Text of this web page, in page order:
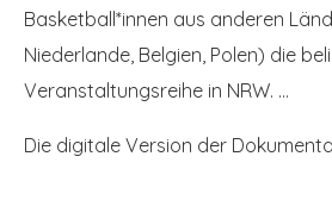
Basketball*innen aus anderen
Niederlande, Belgien, Polen) die
Veranstaltungsreihe in NRW. …
Die digitale Version der